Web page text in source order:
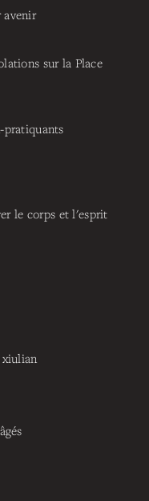
avenir
sur la Place
pratiquants
le corps et l'esprit
xiulian